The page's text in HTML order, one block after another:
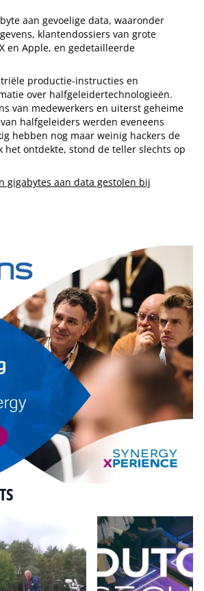
aan gevoelige data, waaronder
klantendossiers van grote
en Apple, en gedetailleerde
productie-instructies en
over halfgeleidertechnologieën.
van medewerkers en uiterst geheime
halfgeleiders werden eveneens
hebben nog maar weinig hackers de
het ontdekte, stond de teller slechts op
gigabytes aan data gestolen bij